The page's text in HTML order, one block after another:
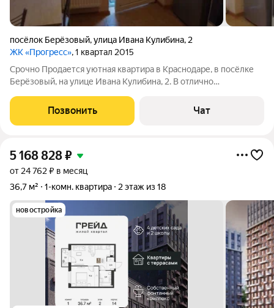
посёлок Берёзовый,улица Ивана Кулибина, 2
ЖК «Прогресс», 1 квартал 2015
Срочно Продается уютная квартира в Краснодаре, в посёлке
Берёзовый, на улице Ивана Кулибина, 2. В отлично
на строительных материалах. С кирпичным фасадом, из
качественно красного кирпича,
Позвонить Чат
5 168 828₽
от 24 762 ₽ в месяц
36,7 м²
1-комн. квартира 2 этаж из 18
новостройка